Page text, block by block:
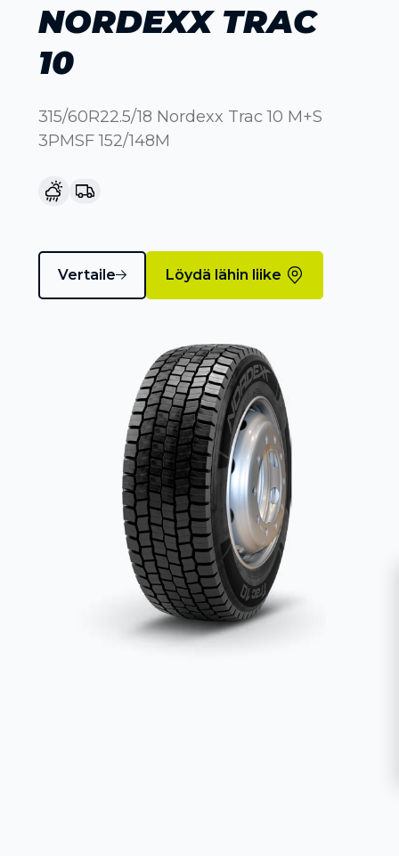
NORDEXX TRAC
10
315/60R22.5/18 Nordexx Trac 10 M+S
3PMSF 152/148M
Vertaile Löydä lähin liike